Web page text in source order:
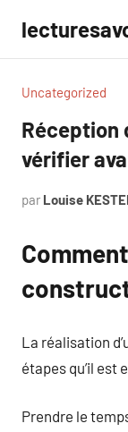
contenu
Uncategorized
Réception
vérifier
par Louise
La réalisation
étapes qu’il est
Prendre le